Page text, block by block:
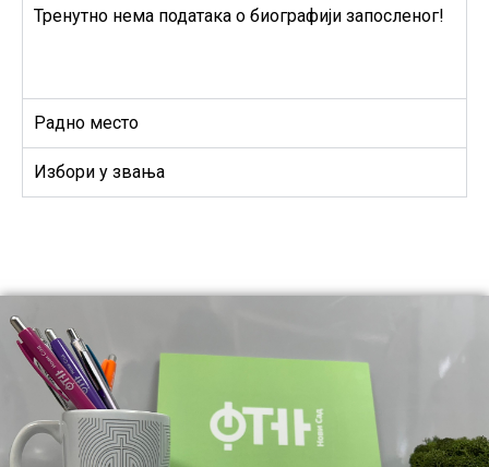
Тренутно нема података о биографији запосленог!
Радно место
Избори у звања